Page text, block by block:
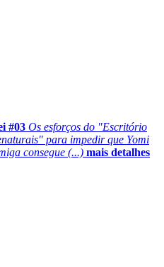
#03 Os esforços do "Escritório
para impedir que Yomi
consegue (...) mais detalhes